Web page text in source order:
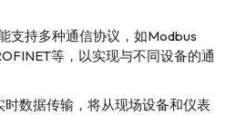
支持多种通信协议，如Modbus
等，以实现与不同设备的通
数据传输，将从现场设备和仪表